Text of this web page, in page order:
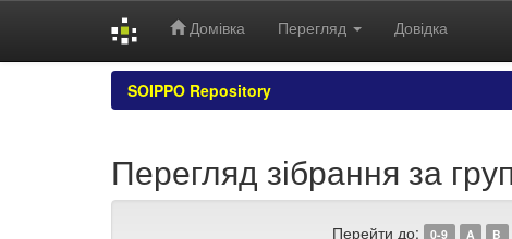
Домівка Перегляд Довідка
SOIPPO Repository
Перегляд зібрання за
Перейти до: 0-9 A B